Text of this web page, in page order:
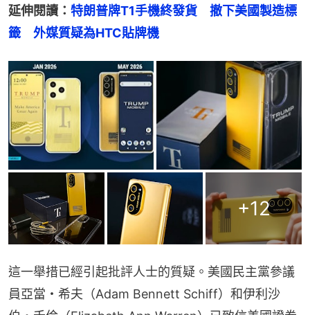
延伸閱讀： 特朗普牌T1手機終發貨　撤下美國製造標
籤　外媒質疑為HTC貼牌機
+12
這一舉措已經引起批評人士的質疑。美國民主黨參議
員亞當・希夫（Adam Bennett Schiff）和伊利沙